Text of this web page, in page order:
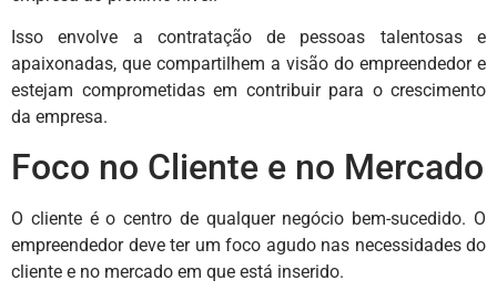
Isso envolve a contratação de pessoas talentosas e
apaixonadas, que compartilhem a visão do empreendedor e
estejam comprometidas em contribuir para o crescimento
da empresa.
Foco no Cliente e no Mercado
O cliente é o centro de qualquer negócio bem-sucedido. O
empreendedor deve ter um foco agudo nas necessidades do
cliente e no mercado em que está inserido.